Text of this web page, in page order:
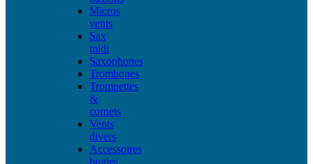
Micros
vents
Sax
midi
Saxophones
Trombones
Trompettes
&
cornets
Vents
divers
Accessoires
bugles